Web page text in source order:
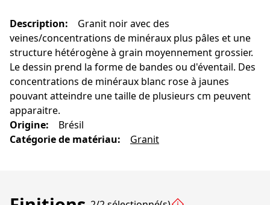
Description:
Granit noir avec des
veines/concentrations de minéraux plus pâles et une
structure hétérogène à grain moyennement grossier.
Le dessin prend la forme de bandes ou d'éventail. Des
concentrations de minéraux blanc rose à jaunes
pouvant atteindre une taille de plusieurs cm peuvent
apparaitre.
Origine:
Brésil
Catégorie de matériau: Granit